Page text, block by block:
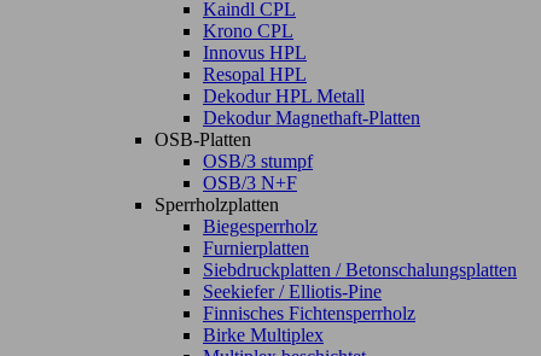
Kaindl CPL
Krono CPL
Innovus HPL
Resopal HPL
Dekodur HPL Metall
Dekodur Magnethaft-Platten
OSB-Platten
OSB/3 stumpf
OSB/3 N+F
Sperrholzplatten
Biegesperrholz
Furnierplatten
Siebdruckplatten / Betonschalungsplatten
Seekiefer / Elliotis-Pine
Finnisches Fichtensperrholz
Birke Multiplex